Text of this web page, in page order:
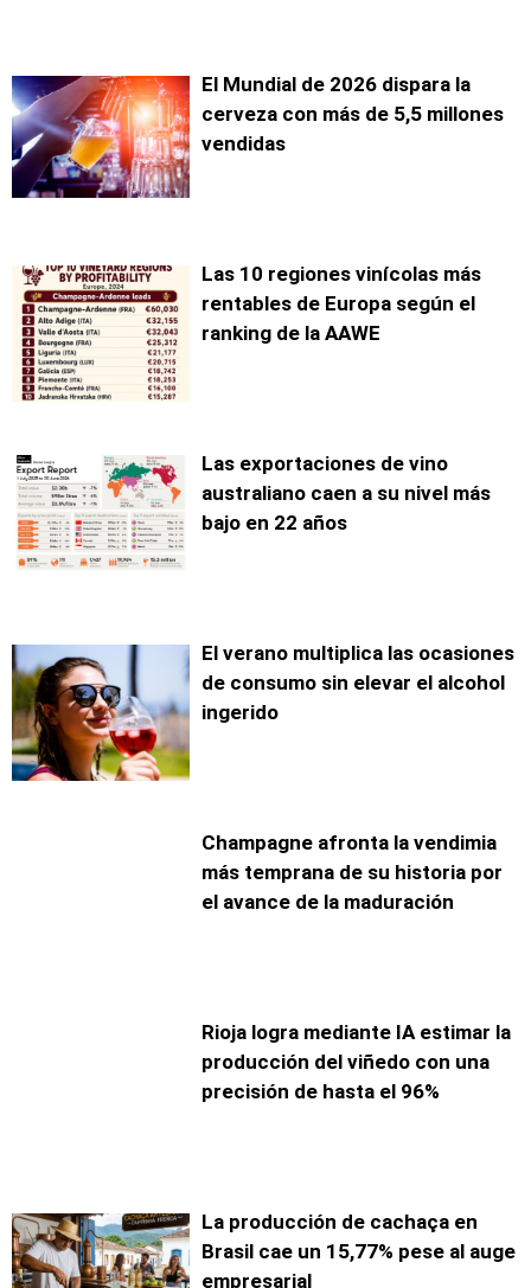
El Mundial de 2026 dispara la
cerveza con más de 5,5 millones
vendidas
Las 10 regiones vinícolas más
rentables de Europa según el
ranking de la AAWE
Las exportaciones de vino
australiano caen a su nivel más
bajo en 22 años
El verano multiplica las ocasiones
de consumo sin elevar el alcohol
ingerido
Champagne afronta la vendimia
más temprana de su historia por
el avance de la maduración
Rioja logra mediante IA estimar la
producción del viñedo con una
precisión de hasta el 96%
La producción de cachaça en
Brasil cae un 15,77% pese al auge
empresarial